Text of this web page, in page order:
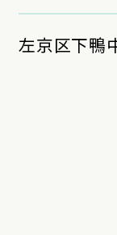
左京区下鴨